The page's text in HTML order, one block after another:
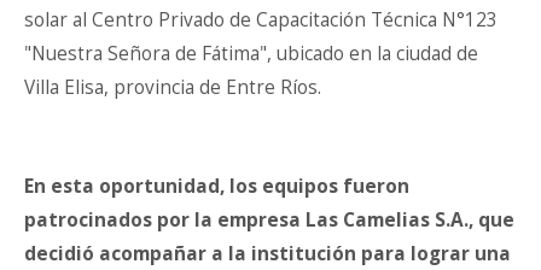
solar al Centro Privado de Capacitación Técnica N°123
"Nuestra Señora de Fátima", ubicado en la ciudad de
Villa Elisa, provincia de Entre Ríos.
En esta oportunidad, los equipos fueron
patrocinados por la empresa Las Camelias S.A., que
decidió acompañar a la institución para lograr una